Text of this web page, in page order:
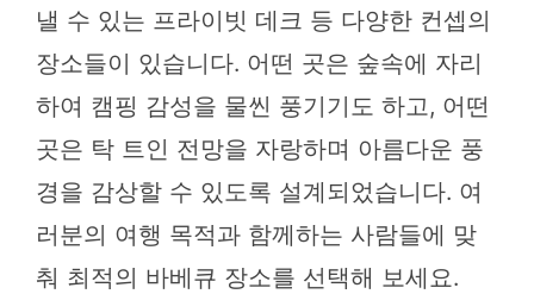
낼 수 있는 프라이빗 데크 등 다양한 컨셉의
장소들이 있습니다. 어떤 곳은 숲속에 자리
하여 캠핑 감성을 물씬 풍기기도 하고, 어떤
곳은 탁 트인 전망을 자랑하며 아름다운 풍
경을 감상할 수 있도록 설계되었습니다. 여
러분의 여행 목적과 함께하는 사람들에 맞
춰 최적의 바베큐 장소를 선택해 보세요.